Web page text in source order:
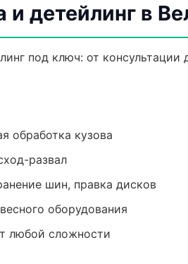
и детейлинг в
под ключ: от
обработка кузова
развал
шин, правка дисков
оборудования
любой сложности